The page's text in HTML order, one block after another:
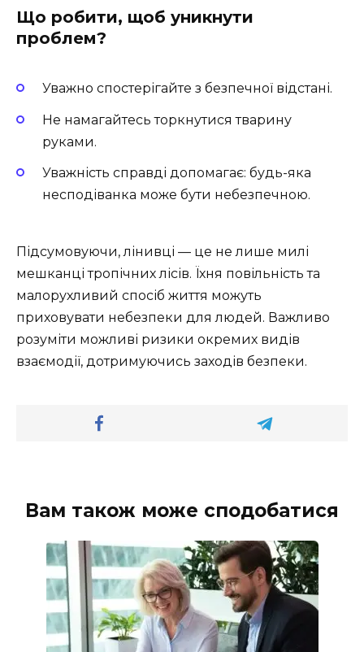
Що робити, щоб уникнути
проблем?
Уважно спостерігайте з безпечної відстані.
Не намагайтесь торкнутися тварину
руками.
Уважність справді допомагає: будь-яка
несподіванка може бути небезпечною.
Підсумовуючи, лінивці — це не лише милі
мешканці тропічних лісів. Їхня повільність та
малорухливий спосіб життя можуть
приховувати небезпеки для людей. Важливо
розуміти можливі ризики окремих видів
взаємодії, дотримуючись заходів безпеки.
Вам також може сподобатися